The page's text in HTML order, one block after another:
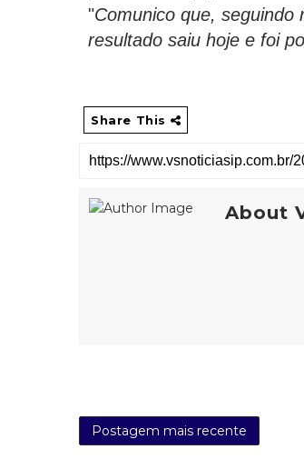
"Comunico que,
resultado saiu hoje e foi
Share This
About
Postagem mais recente